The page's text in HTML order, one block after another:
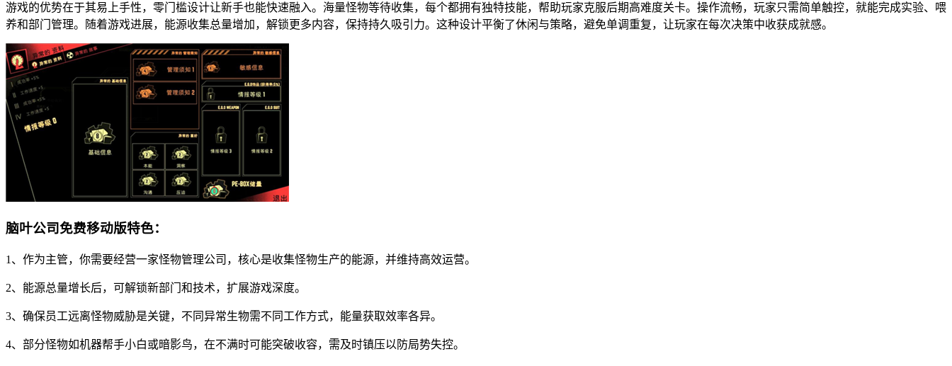
游戏的优势在于其易上手性，零门槛设计让新手也能快速融入。海量怪物等待收集，每个都拥有独特技能，帮助玩家克服后期高难度关卡。操作流畅，玩家只需简单触控，就能完成实验、喂
养和部门管理。随着游戏进展，能源收集总量增加，解锁更多内容，保持持久吸引力。这种设计平衡了休闲与策略，避免单调重复，让玩家在每次决策中收获成就感。
脑叶公司免费移动版特色：
1、作为主管，你需要经营一家怪物管理公司，核心是收集怪物生产的能源，并维持高效运营。
2、能源总量增长后，可解锁新部门和技术，扩展游戏深度。
3、确保员工远离怪物威胁是关键，不同异常生物需不同工作方式，能量获取效率各异。
4、部分怪物如机器帮手小白或暗影鸟，在不满时可能突破收容，需及时镇压以防局势失控。